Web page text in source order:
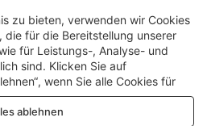
zu bieten, verwenden wir Cookies
die für die Bereitstellung unserer
für Leistungs-, Analyse- und
sind. Klicken Sie auf
wenn Sie alle Cookies für
zulassen oder
Informationen finden Sie in unserer
ablehnen